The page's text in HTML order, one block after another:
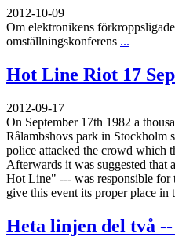
2012-10-09
Om elektronikens
omställningskonferens ...
Hot Line Riot 17
2012-09-17
On September 17th 1982 a
Rålambshovs park in Stockholm
police attacked the crowd which
Afterwards it was suggested that
Hot Line" --- was responsible for
give this event its proper place in
Heta linjen del två